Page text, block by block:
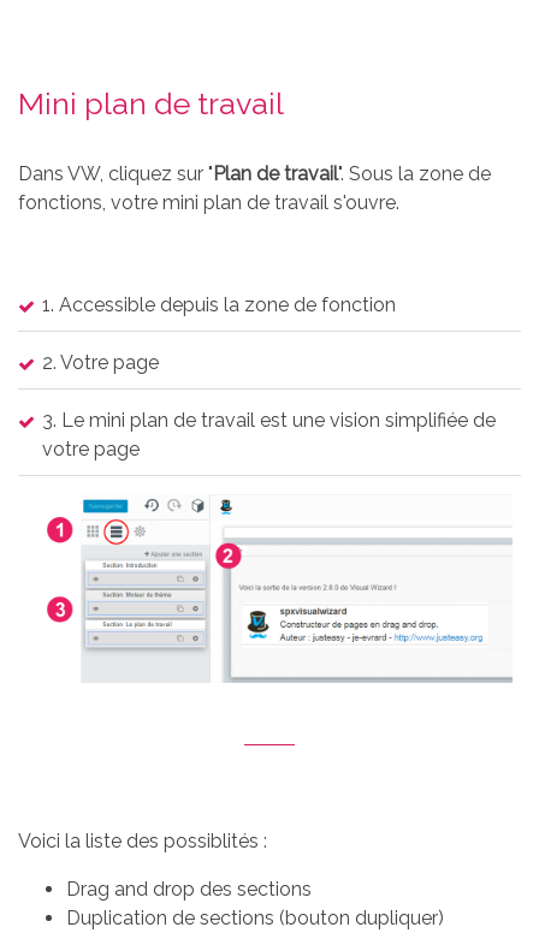
Contact
Blog
Mini plan de travail
Dans VW, cliquez sur "Plan de travail". Sous la zone de
fonctions, votre mini plan de travail s'ouvre.
1. Accessible depuis la zone de fonction
2. Votre page
3. Le mini plan de travail est une vision simplifiée de
votre page
Voici la liste des possiblités :
Drag and drop des sections
Duplication de sections (bouton dupliquer)